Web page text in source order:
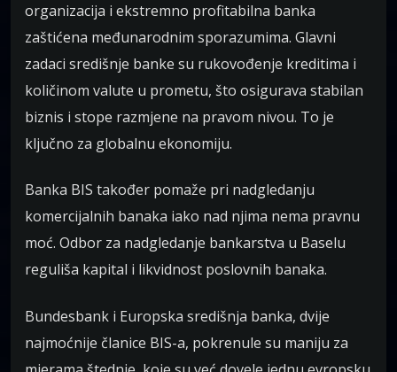
organizacija i ekstremno profitabilna banka
zaštićena međunarodnim sporazumima. Glavni
zadaci središnje banke su rukovođenje kreditima i
količinom valute u prometu, što osigurava stabilan
biznis i stope razmjene na pravom nivou. To je
ključno za globalnu ekonomiju.
Banka BIS također pomaže pri nadgledanju
komercijalnih banaka iako nad njima nema pravnu
moć. Odbor za nadgledanje bankarstva u Baselu
reguliša kapital i likvidnost poslovnih banaka.
Bundesbank i Europska središnja banka, dvije
najmoćnije članice BIS-a, pokrenule su maniju za